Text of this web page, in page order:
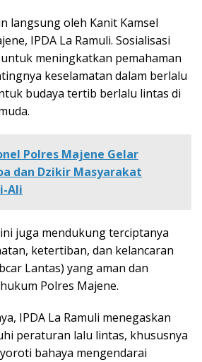
langsung oleh Kanit Kamsel
IPDA La Ramuli. Sosialisasi
meningkatkan pemahaman
keselamatan dalam berlalu
budaya tertib berlalu lintas di
Polres Majene Gelar
dan Dzikir Masyarakat
Ali
juga mendukung terciptanya
ketertiban, dan kelancaran
Lantas) yang aman dan
Polres Majene.
IPDA La Ramuli menegaskan
peraturan lalu lintas, khususnya
bahaya mengendarai